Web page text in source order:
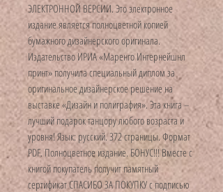
ЭЛЕКТРОННОЙ ВЕРСИИ. Это электронное
издание является полноцветной копией
бумажного дизайнерского оригинала.
Издательство ИРИА «Маренго Интернейшнл
принт» получила специальный диплом за
оригинальное дизайнерское решение на
выставке «Дизайн и полиграфия». Эта книга –
лучший подарок танцору любого возраста и
уровня! Язык: русский. 372 страницы. Формат
PDF. Полноцветное издание. БОНУС!!! Вместе с
книгой покупатель получит памятный
сертификат СПАСИБО ЗА ПОКУПКУ с подписью